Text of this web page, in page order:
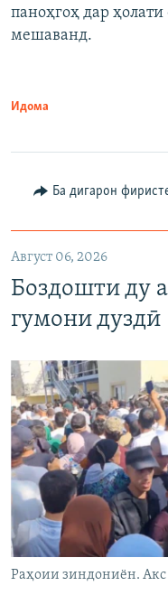
паноҳгоҳ дар
мешаванд.
Идома
Ба дигарон
Август 06, 2026
Боздошти ду
гумони дуздӣ
Раҳоии зиндониён. Акс